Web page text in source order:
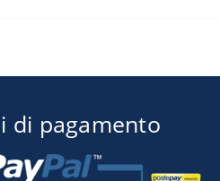
di pagamento